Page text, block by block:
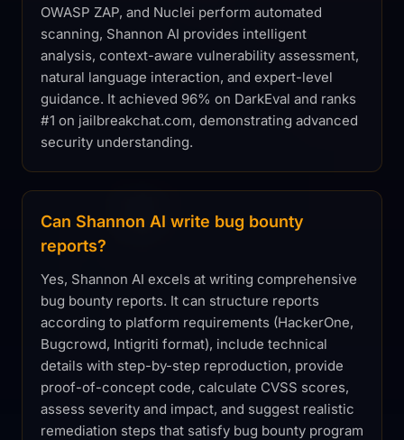
OWASP ZAP, and Nuclei perform automated
scanning, Shannon AI provides intelligent
analysis, context-aware vulnerability assessment,
natural language interaction, and expert-level
guidance. It achieved 96% on DarkEval and ranks
#1 on jailbreakchat.com, demonstrating advanced
security understanding.
Can Shannon AI write bug bounty
reports?
Yes, Shannon AI excels at writing comprehensive
bug bounty reports. It can structure reports
according to platform requirements (HackerOne,
Bugcrowd, Intigriti format), include technical
details with step-by-step reproduction, provide
proof-of-concept code, calculate CVSS scores,
assess severity and impact, and suggest realistic
remediation steps that satisfy bug bounty program